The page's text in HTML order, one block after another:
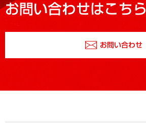
お問い合わせはこちら
お問い合わせ